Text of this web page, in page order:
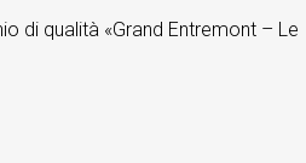
di qualità «Grand Entremont – Le